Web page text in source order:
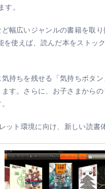
。
幅広いジャンルの書籍を取
使えば、読んだ本をストッ
持ちを残せる「気持ちボタ
す。さらに、お子さまから
ト環境に向け、新しい読書